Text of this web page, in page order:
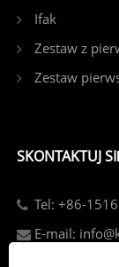
Ifak
Zestaw z
Zestaw
SKONTAKTUJ
Tel: +86-
E-mail:
Add: